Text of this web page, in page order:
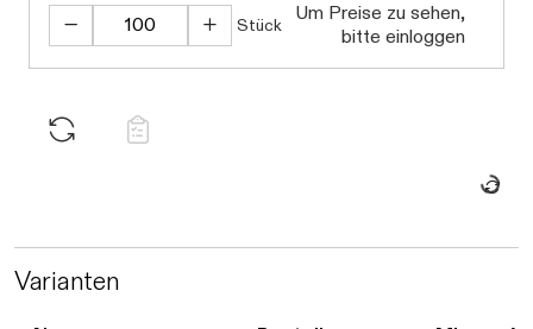
Stück
Um Preise zu sehen,
bitte einloggen
Varianten